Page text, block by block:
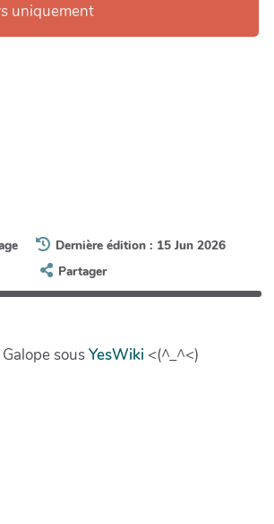
uniquement
Dernière édition : 15 Jun 2026
Partager
sousYesWiki <(^_^<)